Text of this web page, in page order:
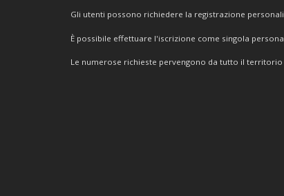
Gli utenti possono richiedere la registrazione
È possibile effettuare l'iscrizione come singola
Le numerose richieste pervengono da tutto il territorio